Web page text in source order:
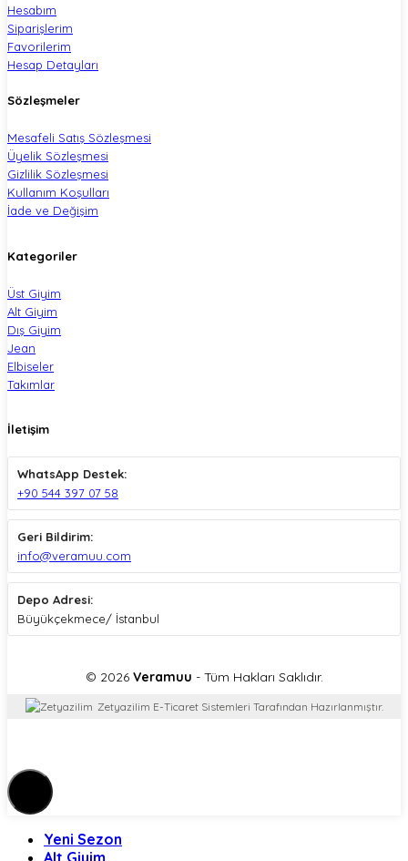
Hesabım
Siparişlerim
Favorilerim
Hesap Detayları
Sözleşmeler
Mesafeli Satış Sözleşmesi
Üyelik Sözleşmesi
Gizlilik Sözleşmesi
Kullanım Koşulları
İade ve Değişim
Kategoriler
Üst Giyim
Alt Giyim
Dış Giyim
Jean
Elbiseler
Takımlar
İletişim
WhatsApp Destek:
+90 544 397 07 58
Geri Bildirim:
info@veramuu.com
Depo Adresi:
Büyükçekmece/ İstanbul
© 2026 Veramuu - Tüm Hakları Saklıdır.
Zetyazilim E-Ticaret Sistemleri Tarafından Hazırlanmıştır.
Yeni Sezon